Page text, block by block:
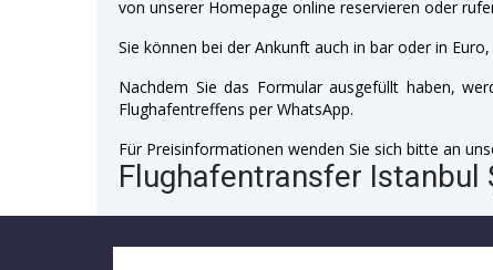
von unserer Homepage online reservieren oder
Sie können bei der Ankunft auch in bar oder in
Nachdem Sie das Formular ausgefüllt haben,
Flughafentreffens per WhatsApp.
Für Preisinformationen wenden Sie sich bitte an
Flughafentransfer Istanbul